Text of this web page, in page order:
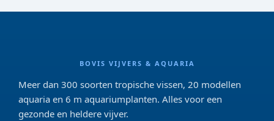
BOVIS VIJVERS & AQUARIA
Meer dan 300 soorten tropische vissen, 20 modellen
aquaria en 6 m aquariumplanten. Alles voor een
gezonde en heldere vijver.